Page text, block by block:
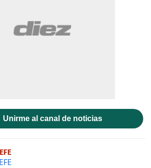
Unirme al canal de noticias